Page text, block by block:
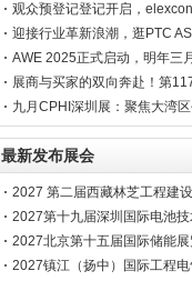
定档二月
观众预登记登记开启，
您8月相见
迎接行业革新浪潮，逛PTC
湾”？
AWE 2025正式启动，明年三
展商与买家的双向奔赴！第
热进行中
九月CPHI深圳展：聚焦大湾
最新发布展会
2027 第二届西藏林芝工程建
2027第十九届深圳国际电池
2027北京第十五届国际储能
2027镇江（扬中）国际工程